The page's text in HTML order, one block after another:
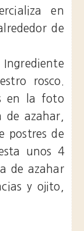
en
de
rosco.
en la foto
azahar,
postres de
unos 4
de azahar
y ojito,